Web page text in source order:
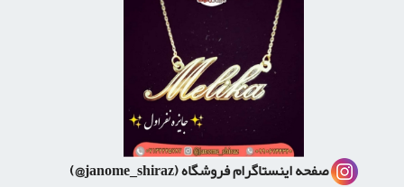
صفحه اینستاگرام فروشگاه(janome_shiraz@)